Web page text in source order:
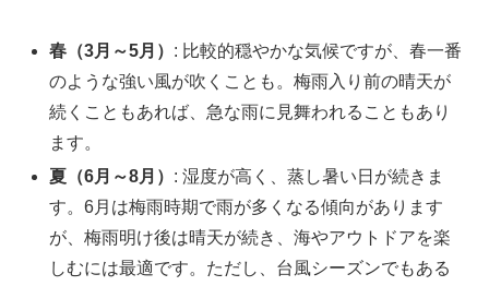
春（3月～5月） : 比較的穏やかな気候ですが、春一番
のような強い風が吹くことも。梅雨入り前の晴天が
続くこともあれば、急な雨に見舞われることもあり
ます。
夏（6月～8月） : 湿度が高く、蒸し暑い日が続きま
す。6月は梅雨時期で雨が多くなる傾向があります
が、梅雨明け後は晴天が続き、海やアウトドアを楽
しむには最適です。ただし、台風シーズンでもある